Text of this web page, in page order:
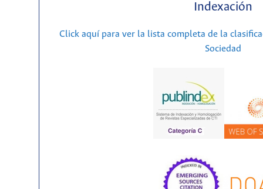
Indexación
Click aquí para ver la lista completa de la
Sociedad